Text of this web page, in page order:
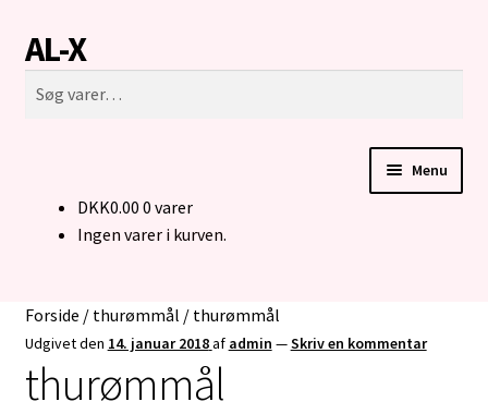
Spring
til
navigation
Spring
til
indhold
AL-X
efter:
Søg
Menu
BUKSER TIL MENNESKER I KØRESTOL
KONTAKT
DKK0.00 0 varer
Ingen varer i kurven.
Forside / thurømmål / thurømmål
Udgivet den 14. januar 2018af admin —Skriv en kommentar
thurømmål